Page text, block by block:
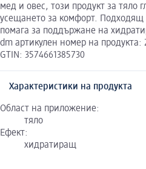
мед и овес, този продукт за тяло
усещането за комфорт. Подходящ
помага за поддържане на
dm артикулен номер на продукта:
GTIN: 3574661385730
Характеристики на продукта
Област на приложение:
тяло
Ефект:
хидратиращ